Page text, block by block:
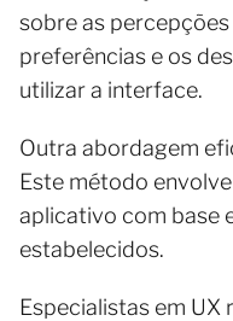
sobre as
preferências e os
utilizar a interface.
Outra abordagem
Este método
aplicativo com base
estabelecidos.
Especialistas em UX